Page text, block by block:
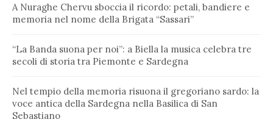
A Nuraghe Chervu sboccia il ricordo: petali, bandiere e
memoria nel nome della Brigata “Sassari”
“La Banda suona per noi”: a Biella la musica celebra tre
secoli di storia tra Piemonte e Sardegna
Nel tempio della memoria risuona il gregoriano sardo: la
voce antica della Sardegna nella Basilica di San
Sebastiano